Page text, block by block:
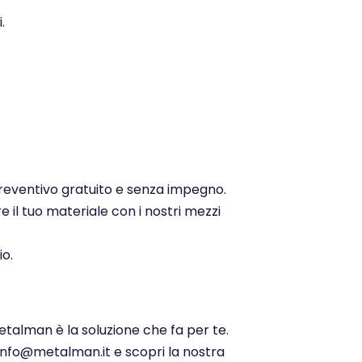
gratuito e senza impegno.
il tuo materiale con i nostri mezzi
è la soluzione che fa per te.
e scopri la nostra